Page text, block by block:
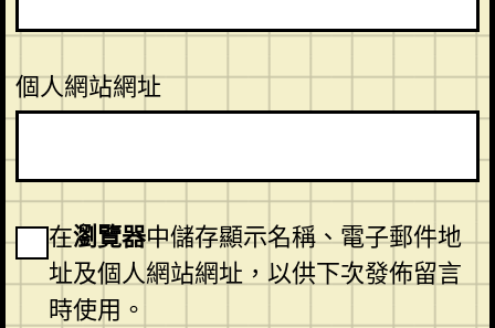
個人網站網址
在瀏覽器中儲存顯示名稱、電子郵件地
址及個人網站網址，以供下次發佈留言
時使用。